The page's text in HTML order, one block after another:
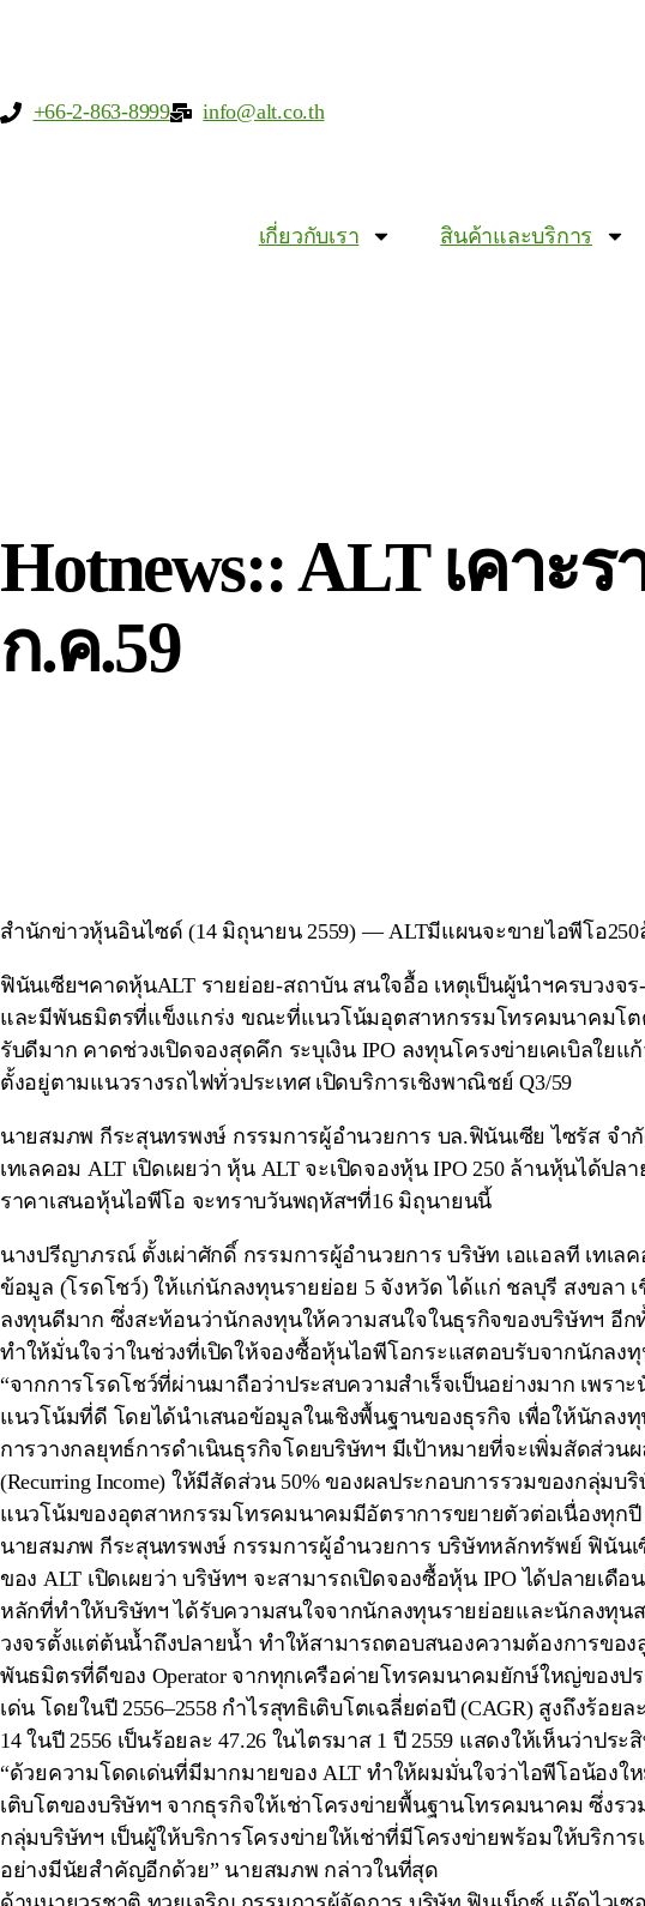
+66-2-863-8999
info@alt.co.th
เกี่ยวกับเรา สินค้าและบริการ
Hotnews:: ALT เคาะ
ก.ค.59
สำนักข่าวหุ้นอินไซด์ (14 มิถุนายน 2559) — ALTมีแผนจะขายไอพีโอ
ฟินันเซียฯคาดหุ้นALT รายย่อย-สถาบัน สนใจอื้อ เหตุเป็นผู้นำฯครบวงจ
และมีพันธมิตรที่แข็งแกร่ง ขณะที่แนวโน้มอุตสาหกรรมโทรคมนาคมโต
รับดีมาก คาดช่วงเปิดจองสุดคึก ระบุเงิน IPO ลงทุนโครงข่ายเคเบิลใย
ตั้งอยู่ตามแนวรางรถไฟทั่วประเทศ เปิดบริการเชิงพาณิชย์ Q3/59
นายสมภพ กีระสุนทรพงษ์ กรรมการผู้อำนวยการ บล.ฟินันเซีย ไซรัส จ
เทเลคอม ALT เปิดเผยว่า หุ้น ALT จะเปิดจองหุ้น IPO 250 ล้านหุ้นได้
ราคาเสนอหุ้นไอพีโอ จะทราบวันพฤหัสฯที่16 มิถุนายนนี้
นางปรีญาภรณ์ ตั้งเผ่าศักดิ์ กรรมการผู้อำนวยการ บริษัท เอแอลที เทเ
ข้อมูล (โรดโชว์) ให้แก่นักลงทุนรายย่อย 5 จังหวัด ได้แก่ ชลบุรี สงขลา
ลงทุนดีมาก ซึ่งสะท้อนว่านักลงทุนให้ความสนใจในธุรกิจของบริษัทฯ อี
ทำให้มั่นใจว่าในช่วงที่เปิดให้จองซื้อหุ้นไอพีโอกระแสตอบรับจากนักลง
“จากการโรดโชว์ที่ผ่านมาถือว่าประสบความสำเร็จเป็นอย่างมาก เพร
แนวโน้มที่ดี โดยได้นำเสนอข้อมูลในเชิงพื้นฐานของธุรกิจ เพื่อให้นักลง
การวางกลยุทธ์การดำเนินธุรกิจโดยบริษัทฯ มีเป้าหมายที่จะเพิ่มสัดส่ว
(Recurring Income) ให้มีสัดส่วน 50% ของผลประกอบการรวมของกลุ่
แนวโน้มของอุตสาหกรรมโทรคมนาคมมีอัตราการขยายตัวต่อเนื่องทุ
นายสมภพ กีระสุนทรพงษ์ กรรมการผู้อำนวยการ บริษัทหลักทรัพย์ ฟินั
ของ ALT เปิดเผยว่า บริษัทฯ จะสามารถเปิดจองซื้อหุ้น IPO ได้ปลายเ
หลักที่ทำให้บริษัทฯ ได้รับความสนใจจากนักลงทุนรายย่อยและนักลงทุน
วงจรตั้งแต่ต้นน้ำถึงปลายน้ำ ทำให้สามารถตอบสนองความต้องการขอ
พันธมิตรที่ดีของ Operator จากทุกเครือค่ายโทรคมนาคมยักษ์ใหญ่ของ
เด่น โดยในปี 2556–2558 กำไรสุทธิเติบโตเฉลี่ยต่อปี (CAGR) สูงถึงร้
14 ในปี 2556 เป็นร้อยละ 47.26 ในไตรมาส 1 ปี 2559 แสดงให้เห็นว่า
“ด้วยความโดดเด่นที่มีมากมายของ ALT ทำให้ผมมั่นใจว่าไอพีโอน้อง
เติบโตของบริษัทฯ จากธุรกิจให้เช่าโครงข่ายพื้นฐานโทรคมนาคม ซึ่งร
กลุ่มบริษัทฯ เป็นผู้ให้บริการโครงข่ายให้เช่าที่มีโครงข่ายพร้อมให้บริก
อย่างมีนัยสำคัญอีกด้วย” นายสมภพ กล่าวในที่สุด